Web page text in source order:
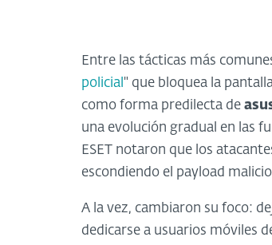
Entre las tácticas más
policial " que bloquea la
como forma predilecta de
una evolución gradual en las
ESET notaron que los
escondiendo el payload
A la vez, cambiaron su foco:
dedicarse a usuarios móviles